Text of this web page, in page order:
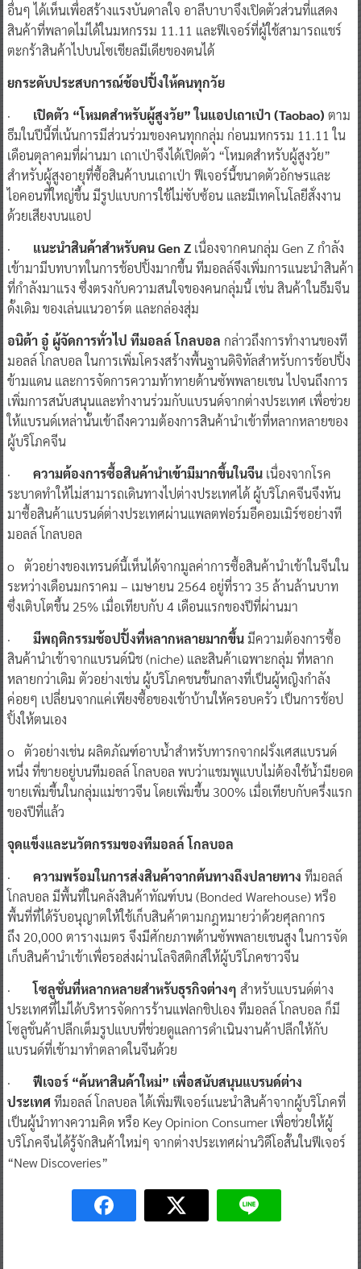
อื่นๆ ได้เห็นเพื่อสร้างแรงบันดาลใจ อาลีบาบาจึงเปิดตัวส่วนที่แสดง
สินค้าที่พลาดไม่ได้ในมหกรรม 11.11 และฟีเจอร์ที่ผู้ใช้สามารถแชร์
ตะกร้าสินค้าไปบนโซเชียลมีเดียของตนได้
ยกระดับประสบการณ์ช้อปปิ้งให้คนทุกวัย
· เปิดตัว “โหมดสำหรับผู้สูงวัย” ในแอปเถาเป่า (Taobao) ตาม
ธีมในปีนี้ที่เน้นการมีส่วนร่วมของคนทุกกลุ่ม ก่อนมหกรรม 11.11 ใน
เดือนตุลาคมที่ผ่านมา เถาเป่าจึงได้เปิดตัว “โหมดสำหรับผู้สูงวัย”
สำหรับผู้สูงอายุที่ซื้อสินค้าบนเถาเป่า ฟีเจอร์นี้ขนาดตัวอักษรและ
ไอคอนที่ใหญ่ขึ้น มีรูปแบบการใช้ไม่ซับซ้อน และมีเทคโนโลยีสั่งงาน
ด้วยเสียงบนแอป
· แนะนำสินค้าสำหรับคน Gen Z เนื่องจากคนกลุ่ม Gen Z กำลัง
เข้ามามีบทบาทในการช้อปปิ้งมากขึ้น ทีมอลล์จึงเพิ่มการแนะนำสินค้า
ที่กำลังมาแรง ซึ่งตรงกับความสนใจของคนกลุ่มนี้ เช่น สินค้าในธีมจีน
ดั้งเดิม ของเล่นแนวอาร์ต และกล่องสุ่ม
อนิต้า อู๋ ผู้จัดการทั่วไป ทีมอลล์ โกลบอล กล่าวถึงการทำงานของที
มอลล์ โกลบอล ในการเพิ่มโครงสร้างพื้นฐานดิจิทัลสำหรับการช้อปปิ้ง
ข้ามแดน และการจัดการความท้าทายด้านซัพพลายเชน ไปจนถึงการ
เพิ่มการสนับสนุนและทำงานร่วมกับแบรนด์จากต่างประเทศ เพื่อช่วย
ให้แบรนด์เหล่านั้นเข้าถึงความต้องการสินค้านำเข้าที่หลากหลายของ
ผู้บริโภคจีน
· ความต้องการซื้อสินค้านำเข้ามีมากขึ้นในจีน เนื่องจากโรค
ระบาดทำให้ไม่สามารถเดินทางไปต่างประเทศได้ ผู้บริโภคจีนจึงหัน
มาซื้อสินค้าแบรนด์ต่างประเทศผ่านแพลตฟอร์มอีคอมเมิร์ซอย่างที
มอลล์ โกลบอล
o ตัวอย่างของเทรนด์นี้เห็นได้จากมูลค่าการซื้อสินค้านำเข้าในจีนใน
ระหว่างเดือนมกราคม – เมษายน 2564 อยู่ที่ราว 35 ล้านล้านบาท
ซึ่งเติบโตขึ้น 25% เมื่อเทียบกับ 4 เดือนแรกของปีที่ผ่านมา
· มีพฤติกรรมช้อปปิ้งที่หลากหลายมากขึ้นมีความต้องการซื้อ
สินค้านำเข้าจากแบรนด์นิช (niche) และสินค้าเฉพาะกลุ่ม ที่หลาก
หลายกว่าเดิม ตัวอย่างเช่น ผู้บริโภคชนชั้นกลางที่เป็นผู้หญิงกำลัง
ค่อยๆ เปลี่ยนจากแค่เพียงซื้อของเข้าบ้านให้ครอบครัว เป็นการช้อป
ปิ้งให้ตนเอง
o ตัวอย่างเช่น ผลิตภัณฑ์อาบน้ำสำหรับทารกจากฝรั่งเศสแบรนด์
หนึ่ง ที่ขายอยู่บนทีมอลล์ โกลบอล พบว่าแชมพูแบบไม่ต้องใช้น้ำมียอด
ขายเพิ่มขึ้นในกลุ่มแม่ชาวจีน โดยเพิ่มขึ้น 300% เมื่อเทียบกับครึ่งแรก
ของปีที่แล้ว
จุดแข็งและนวัตกรรมของทีมอลล์ โกลบอล
· ความพร้อมในการส่งสินค้าจากต้นทางถึงปลายทาง ทีมอลล์
โกลบอล มีพื้นที่ในคลังสินค้าทัณฑ์บน (Bonded Warehouse) หรือ
พื้นที่ที่ได้รับอนุญาตให้ใช้เก็บสินค้าตามกฎหมายว่าด้วยศุลกากร
ถึง 20,000 ตารางเมตร จึงมีศักยภาพด้านซัพพลายเชนสูง ในการจัด
เก็บสินค้านำเข้าเพื่อรอส่งผ่านโลจิสติกส์ให้ผู้บริโภคชาวจีน
· โซลูชั่นที่หลากหลายสำหรับธุรกิจต่างๆ สำหรับแบรนด์ต่าง
ประเทศที่ไม่ได้บริหารจัดการร้านแฟลกชิปเอง ทีมอลล์ โกลบอล ก็มี
โซลูชั่นค้าปลีกเต็มรูปแบบที่ช่วยดูแลการดำเนินงานค้าปลีกให้กับ
แบรนด์ที่เข้ามาทำตลาดในจีนด้วย
· ฟีเจอร์ “ค้นหาสินค้าใหม่” เพื่อสนับสนุนแบรนด์ต่าง
ประเทศทีมอลล์ โกลบอล ได้เพิ่มฟีเจอร์แนะนำสินค้าจากผู้บริโภคที่
เป็นผู้นำทางความคิด หรือ Key Opinion Consumer เพื่อช่วยให้ผู้
บริโภคจีนได้รู้จักสินค้าใหม่ๆ จากต่างประเทศผ่านวิดีโอสั้นในฟีเจอร์
“New Discoveries”